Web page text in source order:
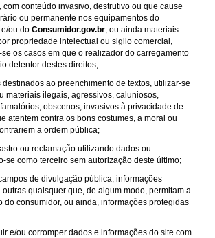
com conteúdo invasivo, destrutivo ou que cause
ou permanente nos equipamentos do
ou do Consumidor.gov.br , ou ainda materiais
propriedade intelectual ou sigilo comercial,
os casos em que o realizador do carregamento
detentor destes direitos;
destinados ao preenchimento de textos, utilizar-se
materiais ilegais, agressivos, caluniosos,
obscenos, invasivos à privacidade de
atentem contra os bons costumes, a moral ou
a ordem pública;
ou reclamação utilizando dados ou
se como terceiro sem autorização deste último;
de divulgação pública, informações
outras quaisquer que, de algum modo, permitam a
do consumidor, ou ainda, informações protegidas
e/ou corromper dados e informações do site com